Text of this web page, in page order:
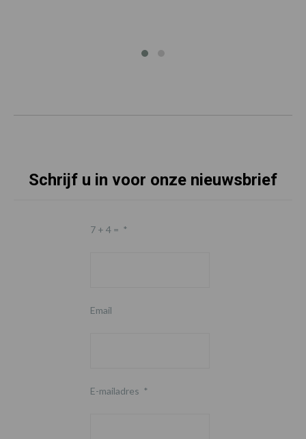
Schrijf u in voor onze nieuwsbrief
7 + 4 = *
Email
E-mailadres *